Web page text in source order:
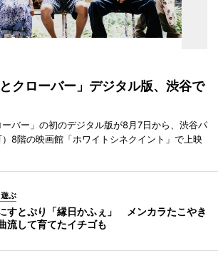
クローバー」デジタル版、渋谷で
バー」の初のデジタル版が8月7日から、渋谷パ
8階の映画館「ホワイトシネクイント」で上映
ぶ
すとぷり「縁日かふぇ」 メンカラたこやき
流して育てたイチゴも